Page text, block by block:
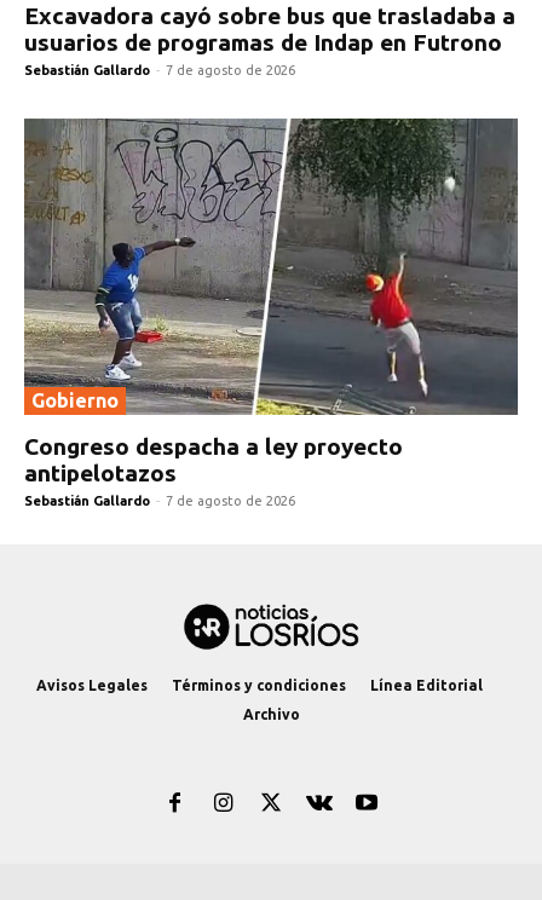
Excavadora cayó sobre bus que trasladaba a
usuarios de programas de Indap en Futrono
Sebastián Gallardo - 7 de agosto de 2026
Gobierno
Congreso despacha a ley proyecto
antipelotazos
Sebastián Gallardo - 7 de agosto de 2026
Avisos Legales Términos y condiciones
Línea Editorial
Archivo